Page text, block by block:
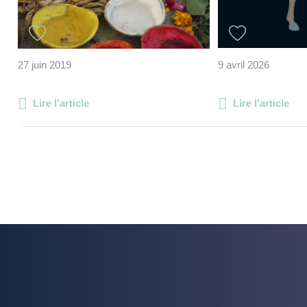
27 juin 2019
Lire l'article
9 avril 2026
Lire l'article